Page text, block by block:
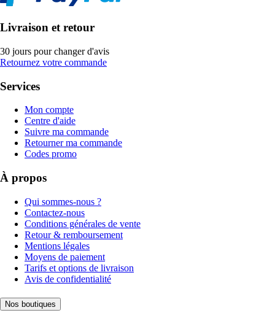
Livraison et retour
30 jours pour changer d'avis
Retournez votre commande
Services
Mon compte
Centre d'aide
Suivre ma commande
Retourner ma commande
Codes promo
À propos
Qui sommes-nous ?
Contactez-nous
Conditions générales de vente
Retour & remboursement
Mentions légales
Moyens de paiement
Tarifs et options de livraison
Avis de confidentialité
Nos boutiques